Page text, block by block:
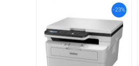
-23%